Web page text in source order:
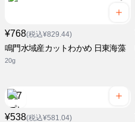
¥768(税込¥829.44)
鳴門水域産カットわかめ 日東海藻
20g
¥538(税込¥581.04)